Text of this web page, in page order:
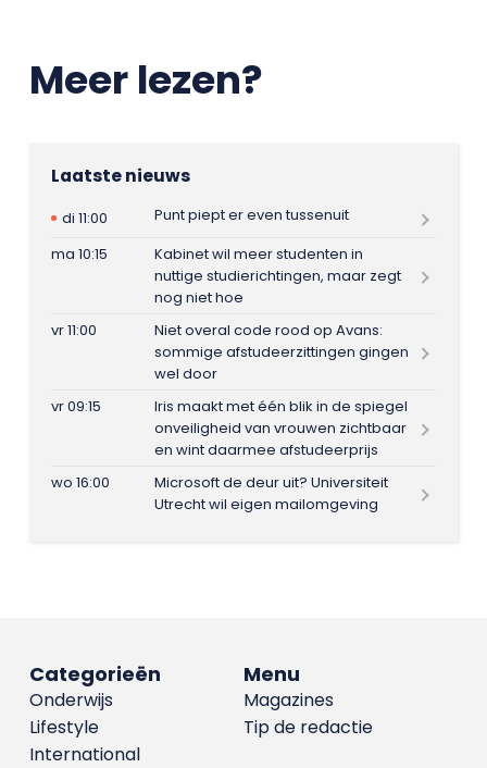
Meer lezen?
Laatste nieuws
di 11:00
Punt piept er even tussenuit
ma 10:15
Kabinet wil meer studenten in
nuttige studierichtingen, maar zegt
nog niet hoe
vr 11:00
Niet overal code rood op Avans:
sommige afstudeerzittingen gingen
wel door
vr 09:15
Iris maakt met één blik in de spiegel
onveiligheid van vrouwen zichtbaar
en wint daarmee afstudeerprijs
wo 16:00
Microsoft de deur uit? Universiteit
Utrecht wil eigen mailomgeving
Menu
Magazines
Tip de redactie
Categorieën
Onderwijs
Lifestyle
International